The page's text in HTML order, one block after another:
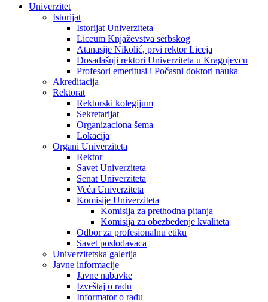
Univerzitet
Istorijat
Istorijat Univerziteta
Liceum Knjaževstva serbskog
Atanasije Nikolić, prvi rektor Liceja
Dosadašnji rektori Univerziteta u Kragujevcu
Profesori emeritusi i Počasni doktori nauka
Akreditacija
Rektorat
Rektorski kolegijum
Sekretarijat
Organizaciona šema
Lokacija
Organi Univerziteta
Rektor
Savet Univerziteta
Senat Univerziteta
Veća Univerziteta
Komisije Univerziteta
Komisija za prethodna pitanja
Komisija za obezbeđenje kvaliteta
Odbor za profesionalnu etiku
Savet poslodavaca
Univerzitetska galerija
Javne informacije
Javne nabavke
Izveštaj o radu
Informator o radu